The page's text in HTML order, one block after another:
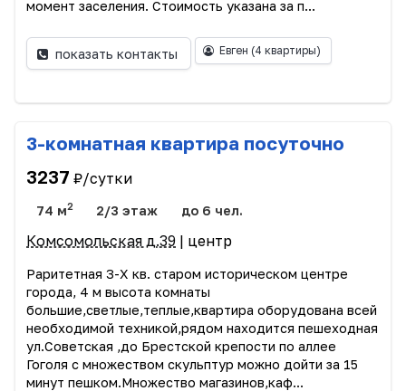
момент заселения. Стоимость указана за п...
показать контакты Евген (4 квартиры)
3-комнатная квартира посуточно
3237 ₽/сутки
74 м2 2/3 этаж до 6 чел.
Комсомольская д.39 | центр
Раритетная 3-Х кв. старом историческом центре
города, 4 м высота комнаты
большие,светлые,теплые,квартира оборудована всей
необходимой техникой,рядом находится пешеходная
ул.Советская ,до Брестской крепости по аллее
Гоголя с множеством скульптур можно дойти за 15
минут пешком.Множество магазинов,каф...